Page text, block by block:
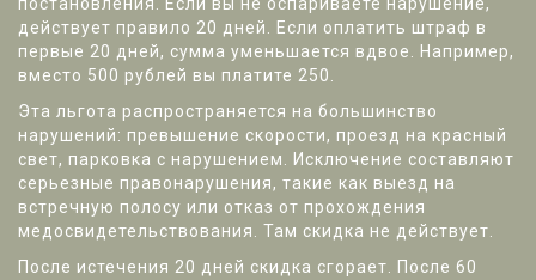
постановления. Если вы не оспариваете нарушение,
действует правило 20 дней. Если оплатить штраф в
первые 20 дней, сумма уменьшается вдвое. Например,
вместо 500 рублей вы платите 250.
Эта льгота распространяется на большинство
нарушений: превышение скорости, проезд на красный
свет, парковка с нарушением. Исключение составляют
серьезные правонарушения, такие как выезд на
встречную полосу или отказ от прохождения
медосвидетельствования. Там скидка не действует.
После истечения 20 дней скидка сгорает. После 60